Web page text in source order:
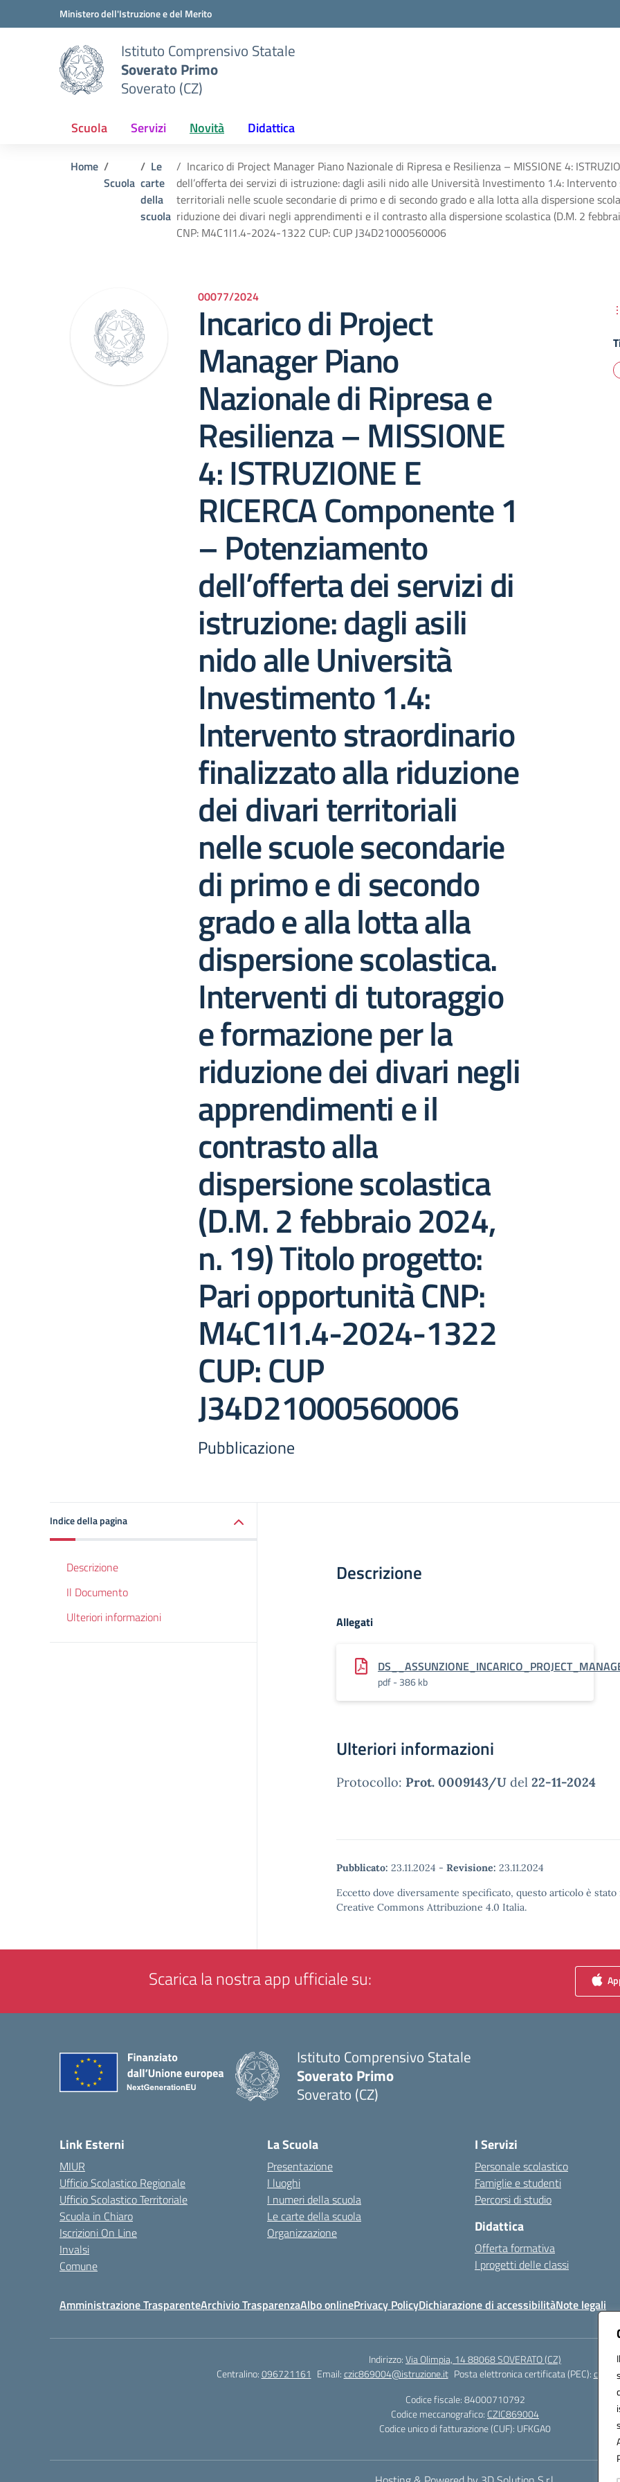
Vai ai contenuti
Vai al menu di navigazioneMinistero dell'Istruzione e del Merito
Istituto Comprensivo Statale
Soverato Primo
Soverato (CZ)
Scuola Servizi Novità Didattica
Home
Scuola
Le
carte
della
scuola
Incarico di Project Manager Piano Nazionale di Ripresa e Resilienza – MISSIONE 4:
dell’offerta dei servizi di istruzione: dagli asili nido alle Università Investimento 1.4:
territoriali nelle scuole secondarie di primo e di secondo grado e alla lotta alla dispersione
riduzione dei divari negli apprendimenti e il contrasto alla dispersione scolastica (D.M. 2
CNP: M4C1I1.4-2024-1322 CUP: CUP J34D21000560006
00077/2024
Incarico di Project
Manager Piano
Nazionale di Ripresa e
Resilienza – MISSIONE
4: ISTRUZIONE E
RICERCA Componente 1
– Potenziamento
dell’offerta dei servizi di
istruzione: dagli asili
nido alle Università
Investimento 1.4:
Intervento straordinario
finalizzato alla riduzione
dei divari territoriali
nelle scuole secondarie
di primo e di secondo
grado e alla lotta alla
dispersione scolastica.
Interventi di tutoraggio
e formazione per la
riduzione dei divari negli
apprendimenti e il
contrasto alla
dispersione scolastica
(D.M. 2 febbraio 2024,
n. 19) Titolo progetto:
Pari opportunità CNP:
M4C1I1.4-2024-1322
CUP: CUP
J34D21000560006
Pubblicazione
Indice della pagina
Descrizione
Il Documento
Ulteriori informazioni
Descrizione
Allegati
pdf - 386 kb
Ulteriori informazioni
Protocollo: Prot. 0009143/U del 22-11-2024
Pubblicato: 23.11.2024 - Revisione: 23.11.2024
Eccetto dove diversamente specificato, questo articolo è
Creative Commons Attribuzione 4.0 Italia.
Scarica la nostra app ufficiale su:
Istituto Comprensivo Statale
Soverato Primo
Soverato (CZ)
Link Esterni
MIUR
Ufficio Scolastico Regionale
Ufficio Scolastico Territoriale
Scuola in Chiaro
Iscrizioni On Line
Invalsi
Comune
La Scuola
Presentazione
I luoghi
I numeri della scuola
Le carte della scuola
Organizzazione
I Servizi
Personale scolastico
Famiglie e studenti
Percorsi di studio
Didattica
Offerta formativa
I progetti delle classi
Amministrazione TrasparenteArchivio TrasparenzaAlbo onlinePrivacy PolicyDichiarazione di accessibilitàNote legali
Indirizzo:Via Olimpia, 14 88068 SOVERATO (CZ)
Centralino:096721161 Email:czic869004@istruzione.it Posta elettronica certificata (PEC):
Codice fiscale: 84000710792
Codice meccanografico: CZIC869004
Codice unico di fatturazione (CUF): UFKGA0